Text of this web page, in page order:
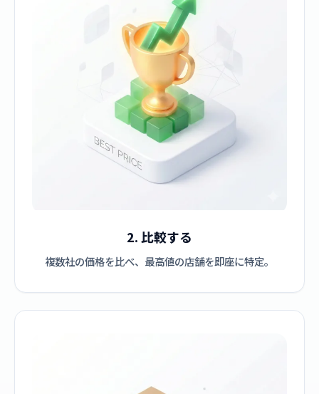
2. 比較する
複数社の価格を比べ、最高値の店舗を即座に特定。